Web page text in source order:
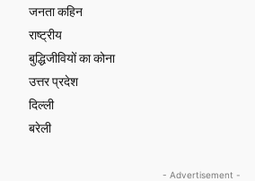
जनता कहिन
राष्ट्रीय
बुद्धिजीवियों का कोना
उत्तर प्रदेश
दिल्ली
बरेली
- Advertisement -